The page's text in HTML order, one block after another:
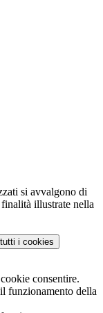
si avvalgono di
illustrate nella
i cookies
consentire.
funzionamento della